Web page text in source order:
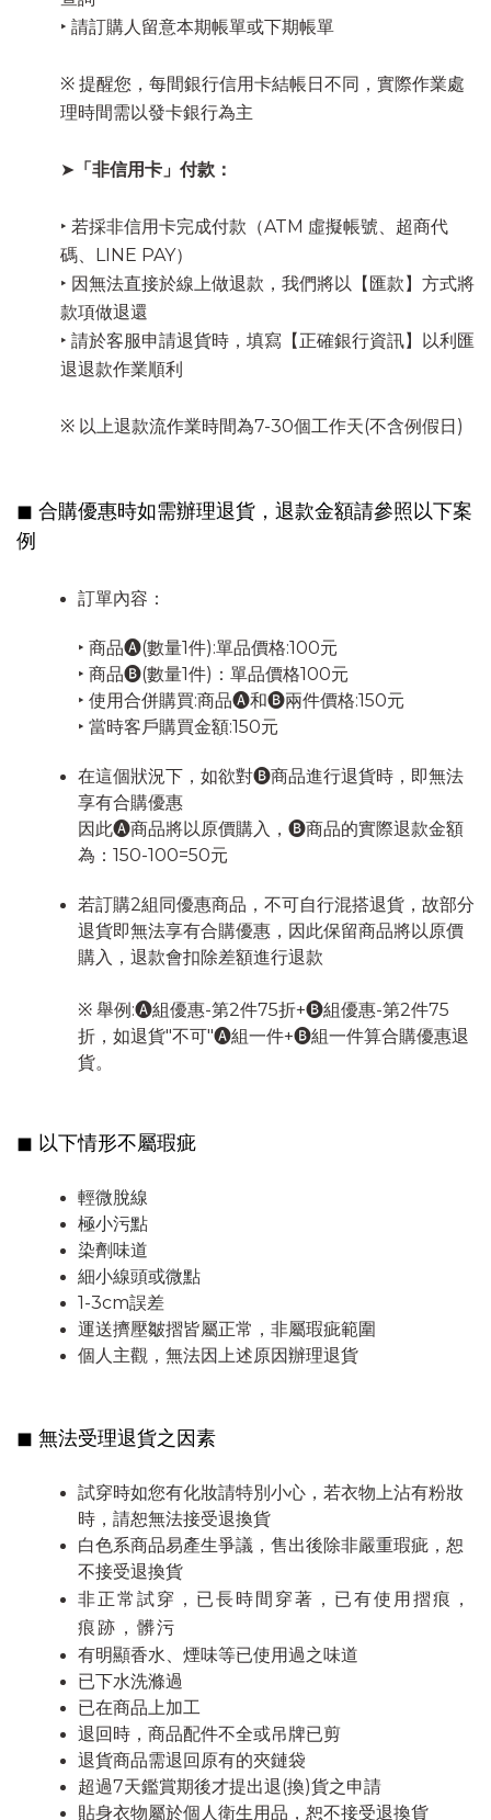
‣ 請訂購人留意本期帳單或下期帳單
※ 提醒您，每間銀行信用卡結帳日不同，實際作業處
理時間需以發卡銀行為主
➤ 「非信用卡」付款：
‣ 若採非信用卡完成付款（ATM 虛擬帳號、超商代
碼、LINE PAY）
‣ 因無法直接於線上做退款，我們將以【匯款】方式將
款項做退還
‣ 請於客服申請退貨時，填寫【正確銀行資訊】以利匯
退退款作業順利
※ 以上退款流作業時間為7-30個工作天(不含例假日)
◼︎ 合購優惠時如需辦理退貨，退款金額請參照以下案
例
訂單內容：
‣ 商品🅐(數量1件):單品價格:100元
‣ 商品🅑(數量1件)：單品價格100元
‣ 使用合併購買:商品🅐和🅑兩件價格:150元
‣ 當時客戶購買金額:150元
在這個狀況下，如欲對🅑商品進行退貨時，即無法
享有合購優惠
因此🅐商品將以原價購入，🅑商品的實際退款金額
為：150-100=50元
若訂購2組同優惠商品，不可自行混搭退貨，故部分
退貨即無法享有合購優惠，因此保留商品將以原價
購入，退款會扣除差額進行退款
※ 舉例:🅐組優惠-第2件75折+🅑組優惠-第2件75
折，如退貨"不可"🅐組一件+🅑組一件算合購優惠退
貨。
◼︎ 以下情形不屬瑕疵
輕微脫線
極小污點
染劑味道
細小線頭或微點
1-3cm誤差
運送擠壓皺摺皆屬正常，非屬瑕疵範圍
個人主觀，無法因上述原因辦理退貨
◼︎ 無法受理退貨之因素
試穿時如您有化妝請特別小心，若衣物上沾有粉妝
時，請恕無法接受退換貨
白色系商品易產生爭議，售出後除非嚴重瑕疵，恕
不接受退換貨
非正常試穿，已長時間穿著，已有使用摺痕，
痕跡，髒污
有明顯香水、煙味等已使用過之味道
已下水洗滌過
已在商品上加工
退回時，商品配件不全或吊牌已剪
退貨商品需退回原有的夾鏈袋
超過7天鑑賞期後才提出退(換)貨之申請
貼身衣物屬於個人衛生用品，恕不接受退換貨